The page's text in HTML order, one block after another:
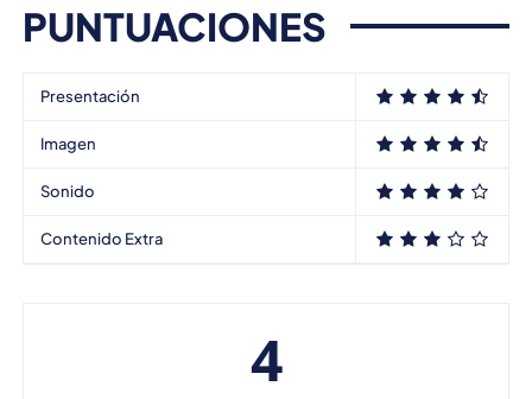
PUNTUACIONES
Presentación
Imagen
Sonido
Contenido Extra
4